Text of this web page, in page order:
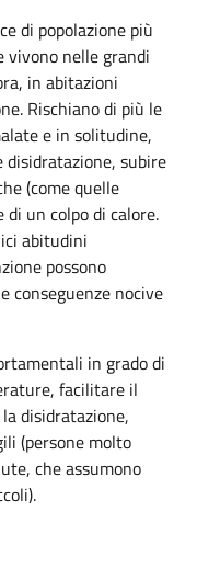
di popolazione più
vivono nelle grandi
in abitazioni
Rischiano di più le
e in solitudine,
disidratazione, subire
(come quelle
un colpo di calore.
abitudini
possono
conseguenze nocive
in grado di
facilitare il
disidratazione,
(persone molto
che assumono